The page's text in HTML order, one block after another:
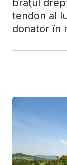
braţul
tendon al
donator în